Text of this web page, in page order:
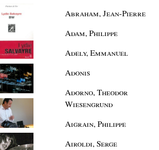
Abraham, Jean-Pierre
Adam, Philippe
Adely, Emmanuel
Adonis
Adorno, Theodor
Wiesengrund
Aigrain, Philippe
Airoldi, Serge